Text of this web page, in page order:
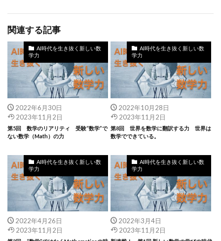
関連する記事
AI時代を生き抜く新しい数
学力
2022年6月30日
2023年11月2日
第5回 数学のリアリティ 受験“数学”で
ない数学（Math）の力
AI時代を生き抜く新しい数
学力
2022年10月28日
2023年11月2日
第8回 世界を数学に翻訳する力 世界は
数学でできている。
AI時代を生き抜く新しい数
学力
2022年4月26日
2023年11月2日
AI時代を生き抜く新しい数
学力
2022年3月4日
2023年11月2日